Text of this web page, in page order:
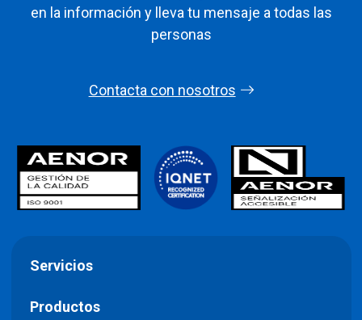
en la información y lleva tu mensaje a todas las
personas
Contacta con nosotros
Servicios
Productos